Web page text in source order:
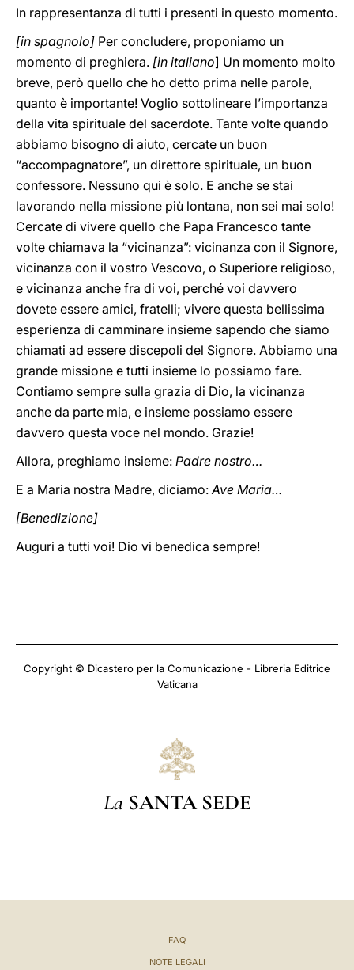
In rappresentanza di tutti i presenti in questo momento.
[in spagnolo] Per concludere, proponiamo un
momento di preghiera. [in italiano] Un momento molto
breve, però quello che ho detto prima nelle parole,
quanto è importante! Voglio sottolineare l’importanza
della vita spirituale del sacerdote. Tante volte quando
abbiamo bisogno di aiuto, cercate un buon
“accompagnatore”, un direttore spirituale, un buon
confessore. Nessuno qui è solo. E anche se stai
lavorando nella missione più lontana, non sei mai solo!
Cercate di vivere quello che Papa Francesco tante
volte chiamava la “vicinanza”: vicinanza con il Signore,
vicinanza con il vostro Vescovo, o Superiore religioso,
e vicinanza anche fra di voi, perché voi davvero
dovete essere amici, fratelli; vivere questa bellissima
esperienza di camminare insieme sapendo che siamo
chiamati ad essere discepoli del Signore. Abbiamo una
grande missione e tutti insieme lo possiamo fare.
Contiamo sempre sulla grazia di Dio, la vicinanza
anche da parte mia, e insieme possiamo essere
davvero questa voce nel mondo. Grazie!
Allora, preghiamo insieme: Padre nostro…
E a Maria nostra Madre, diciamo:Ave Maria…
[Benedizione]
Auguri a tutti voi! Dio vi benedica sempre!
Copyright © Dicastero per la Comunicazione - Libreria Editrice
Vaticana
La SANTA SEDE
FAQ
NOTE LEGALI